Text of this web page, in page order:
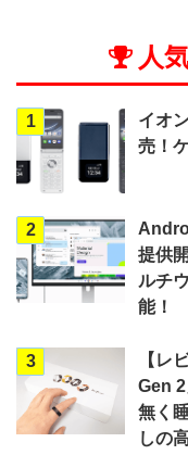
人
1
イオ
売！
2
提供
ルチ
能！
3
【レ
Gen
無く
しの